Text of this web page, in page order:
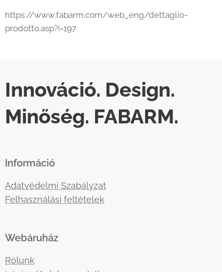
https://www.fabarm.com/web_eng/dettaglio-
prodotto.asp?i=197
Innováció. Design.
Minőség. FABARM.
Információ
Adatvédelmi Szabályzat
Felhasználási feltételek
Webáruház
Rólunk